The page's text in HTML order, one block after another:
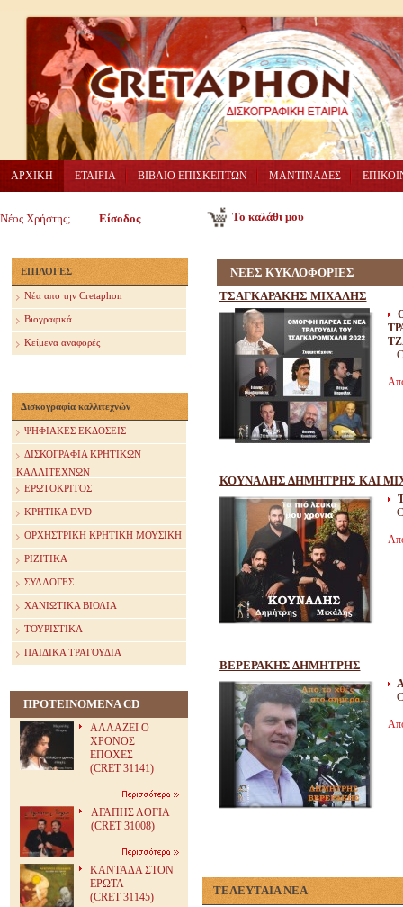
ΑΡΧΙΚΗ ΕΤΑΙΡΙΑ ΒΙΒΛΙΟ ΕΠΙΣΚΕΠΤΩΝ ΜΑΝΤΙΝΑΔΕΣ
Νέος Χρήστης; Είσοδος Το καλάθι μου
ΕΠΙΛΟΓΕΣ
Nέα απο την Cretaphon
Βιογραφικά
Κείμενα αναφορές
Δισκογραφία καλλιτεχνών
ΨΗΦΙΑΚΕΣ ΕΚΔΟΣΕΙΣ
ΔΙΣΚΟΓΡΑΦΙΑ ΚΡΗΤΙΚΩΝ
ΚΑΛΛΙΤΕΧΝΩΝ
ΕΡΩΤΟΚΡΙΤΟΣ
ΚΡΗΤΙΚΑ DVD
ΟΡΧΗΣΤΡΙΚΗ ΚΡΗΤΙΚΗ ΜΟΥΣΙΚΗ
ΡΙΖΙΤΙΚΑ
ΣΥΛΛΟΓΕΣ
ΧΑΝΙΩΤΙΚΑ ΒΙΟΛΙΑ
ΤΟΥΡΙΣΤΙΚΑ
ΠΑΙΔΙΚΑ ΤΡΑΓΟΥΔΙΑ
ΠΡΟΤΕΙΝΟΜΕΝΑ CD
ΑΛΛΑΖΕΙ Ο
ΧΡΟΝΟΣ
ΕΠΟΧΕΣ
(CRET 31141)
ΑΓΑΠΗΣ ΛΟΓΙΑ
(CRET 31008)
ΚΑΝΤΑΔΑ ΣΤΟΝ
ΕΡΩΤΑ
(CRET 31145)
ΝΕΕΣ ΚΥΚΛΟΦΟΡΙΕΣ
ΤΣΑΓΚΑΡΑΚΗΣ ΜΙΧΑΛΗΣ
ΚΟΥΝΑΛΗΣ ΔΗΜΗΤΡΗΣ ΚΑΙ
ΒΕΡΕΡΑΚΗΣ ΔΗΜΗΤΡΗΣ
ΤΕΛΕΥΤΑΙΑ ΝΕΑ